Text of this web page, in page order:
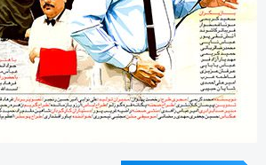
آخرین دیدگاه‌ها